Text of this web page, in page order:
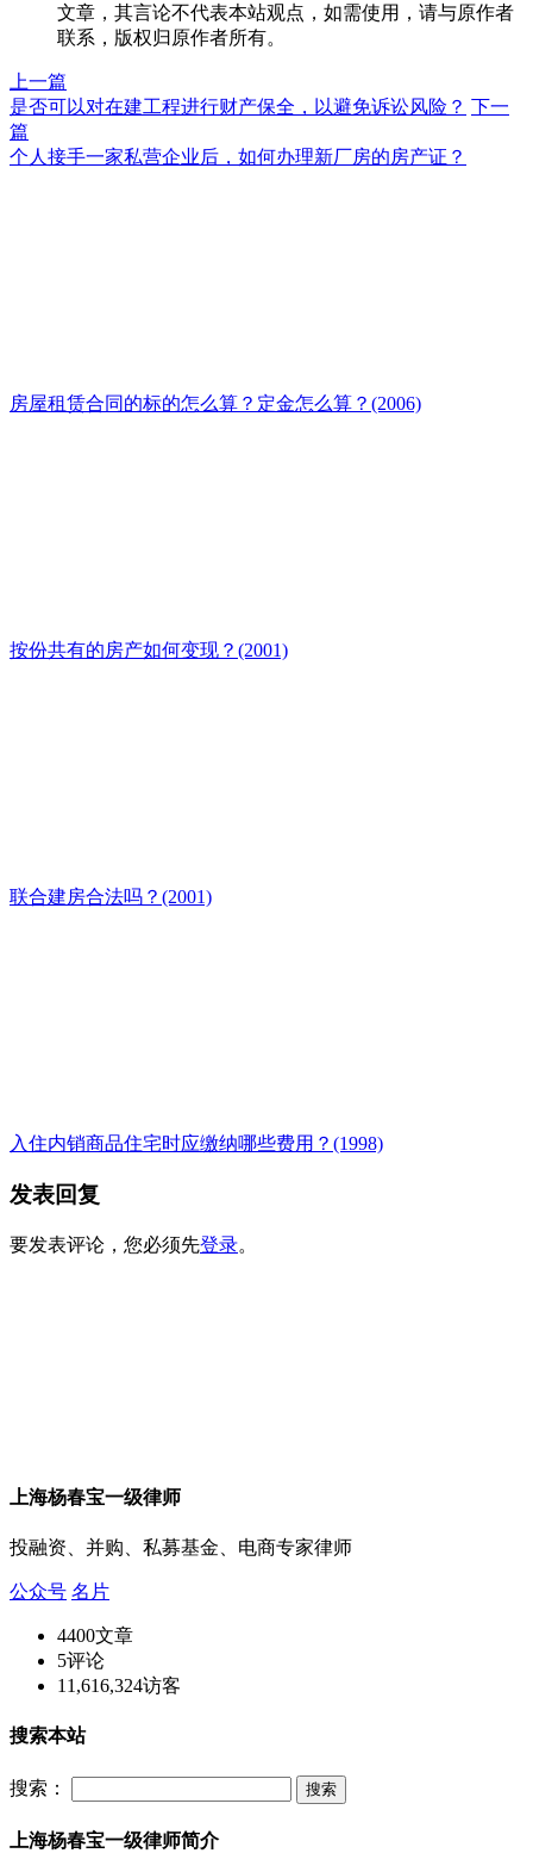
文章，其言论不代表本站观点，如需使用，请与原作者
联系，版权归原作者所有。
上一篇
是否可以对在建工程进行财产保全，以避免诉讼风险？ 下一
篇
个人接手一家私营企业后，如何办理新厂房的房产证？
房屋租赁合同的标的怎么算？定金怎么算？(2006)
按份共有的房产如何变现？(2001)
联合建房合法吗？(2001)
入住内销商品住宅时应缴纳哪些费用？(1998)
发表回复
要发表评论，您必须先登录。
上海杨春宝一级律师
投融资、并购、私募基金、电商专家律师
公众号 名片
4400文章
5评论
11,616,324访客
搜索本站
搜索：
上海杨春宝一级律师简介